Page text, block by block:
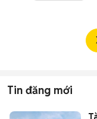
Tin đăng mới